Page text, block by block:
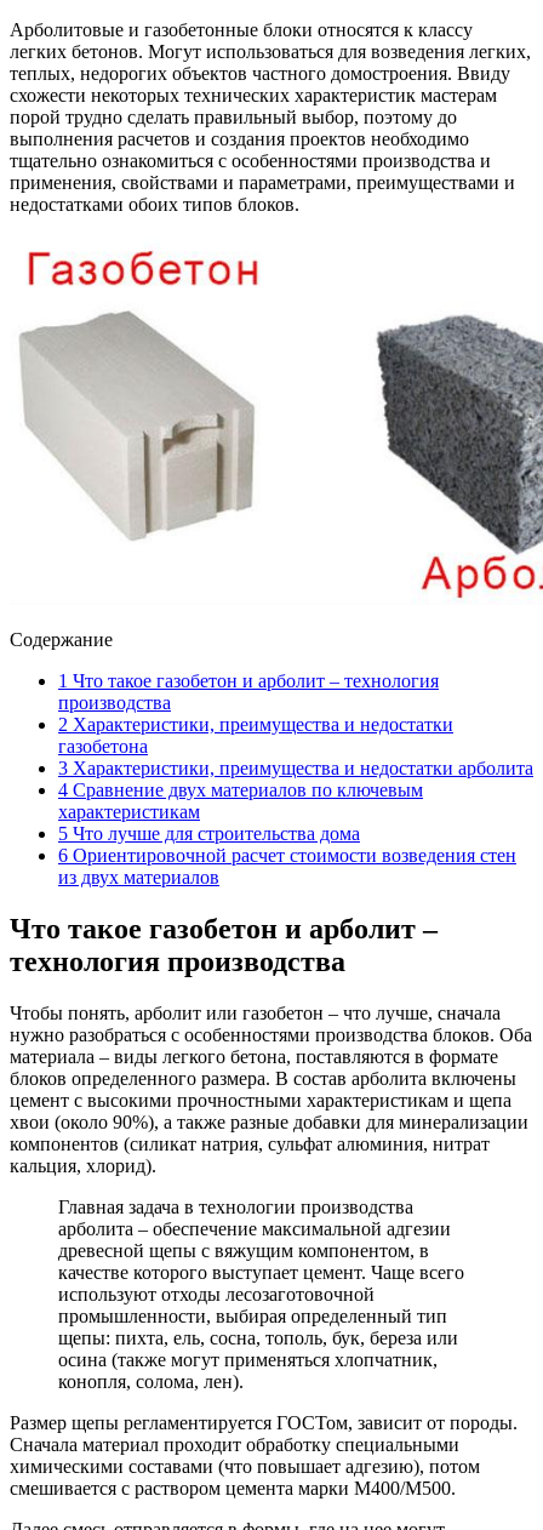
Арболитовые и газобетонные блоки относятся к классу
легких бетонов. Могут использоваться для возведения легких,
теплых, недорогих объектов частного домостроения. Ввиду
схожести некоторых технических характеристик мастерам
порой трудно сделать правильный выбор, поэтому до
выполнения расчетов и создания проектов необходимо
тщательно ознакомиться с особенностями производства и
применения, свойствами и параметрами, преимуществами и
недостатками обоих типов блоков.
Содержание
1 Что такое газобетон и арболит – технология
производства
2 Характеристики, преимущества и недостатки
газобетона
3 Характеристики, преимущества и недостатки арболита
4 Сравнение двух материалов по ключевым
характеристикам
5 Что лучше для строительства дома
6 Ориентировочной расчет стоимости возведения стен
из двух материалов
Что такое газобетон и арболит –
технология производства
Чтобы понять, арболит или газобетон – что лучше, сначала
нужно разобраться с особенностями производства блоков. Оба
материала – виды легкого бетона, поставляются в формате
блоков определенного размера. В состав арболита включены
цемент с высокими прочностными характеристикам и щепа
хвои (около 90%), а также разные добавки для минерализации
компонентов (силикат натрия, сульфат алюминия, нитрат
кальция, хлорид).
Главная задача в технологии производства
арболита – обеспечение максимальной адгезии
древесной щепы с вяжущим компонентом, в
качестве которого выступает цемент. Чаще всего
используют отходы лесозаготовочной
промышленности, выбирая определенный тип
щепы: пихта, ель, сосна, тополь, бук, береза или
осина (также могут применяться хлопчатник,
конопля, солома, лен).
Размер щепы регламентируется ГОСТом, зависит от породы.
Сначала материал проходит обработку специальными
химическими составами (что повышает адгезию), потом
смешивается с раствором цемента марки М400/М500.